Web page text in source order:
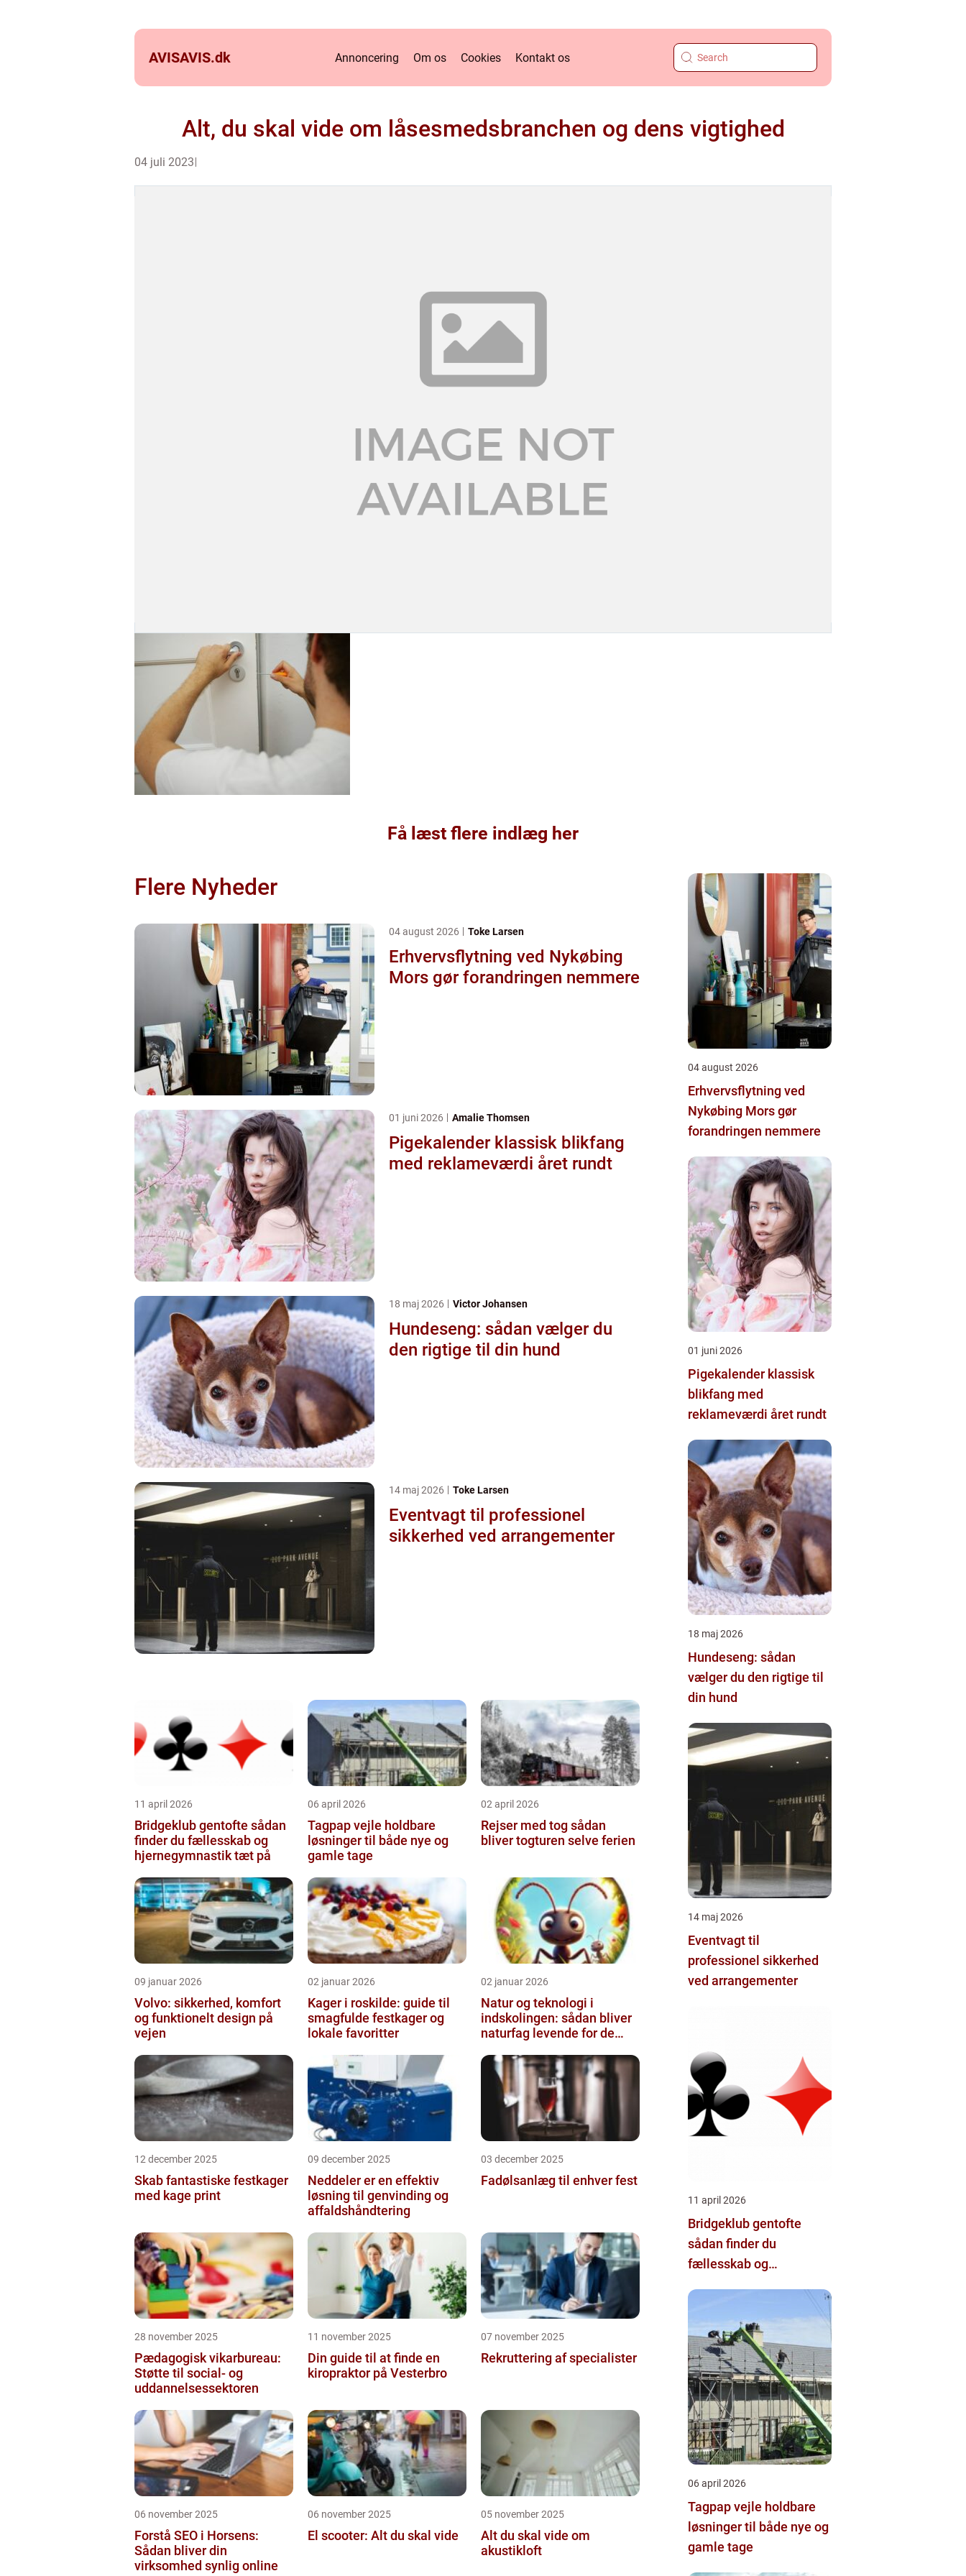
AVISAVIS.dk Annoncering Om os Cookies Kontakt os
Alt, du skal vide om låsesmedsbranchen og dens vigtighed
04 juli 2023
Få læst flere indlæg her
Flere Nyheder
04 august 2026 Toke Larsen
Erhvervsflytning ved Nykøbing
Mors gør forandringen nemmere
01 juni 2026 Amalie Thomsen
Pigekalender klassisk blikfang
med reklameværdi året rundt
18 maj 2026 Victor Johansen
Hundeseng: sådan vælger du
den rigtige til din hund
14 maj 2026 Toke Larsen
Eventvagt til professionel
sikkerhed ved arrangementer
11 april 2026
Bridgeklub gentofte sådan
finder du fællesskab og
hjernegymnastik tæt på
06 april 2026
Tagpap vejle holdbare
løsninger til både nye og
gamle tage
02 april 2026
Rejser med tog sådan
bliver togturen selve ferien
09 januar 2026
Volvo: sikkerhed, komfort
og funktionelt design på
vejen
02 januar 2026
Kager i roskilde: guide til
smagfulde festkager og
lokale favoritter
02 januar 2026
Natur og teknologi i
indskolingen: sådan bliver
naturfag levende for de
12 december 2025
Skab fantastiske festkager
med kage print
09 december 2025
Neddeler er en effektiv
løsning til genvinding og
affaldshåndtering
03 december 2025
Fadølsanlæg til enhver fest
28 november 2025
Pædagogisk vikarbureau:
Støtte til social- og
uddannelsessektoren
11 november 2025
Din guide til at finde en
kiropraktor på Vesterbro
07 november 2025
Rekruttering af specialister
06 november 2025
Forstå SEO i Horsens:
Sådan bliver din
virksomhed synlig online
06 november 2025
El scooter: Alt du skal vide
05 november 2025
Alt du skal vide om
akustikloft
04 august 2026
Erhvervsflytning ved
Nykøbing Mors gør
forandringen nemmere
01 juni 2026
Pigekalender klassisk
blikfang med
reklameværdi året rundt
18 maj 2026
Hundeseng: sådan
vælger du den rigtige til
din hund
14 maj 2026
Eventvagt til
professionel sikkerhed
ved arrangementer
11 april 2026
Bridgeklub gentofte
sådan finder du
fællesskab og
06 april 2026
Tagpap vejle holdbare
løsninger til både nye og
gamle tage